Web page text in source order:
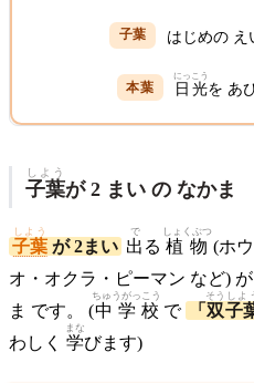
はじめの え
日光
にっこう
を あ
子葉
しよう
が 2 まい の なかま
子葉
しよう
が 2まい 出
で
る 植物
しょくぶつ
(ホ
オ・オクラ・ピーマン など)
ま です。 (中学校
ちゅうがっこう
で 「 双
そう
子
しよ
わしく 学
まな
びます)